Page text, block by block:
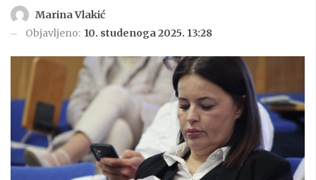
Marina Vlakić
Objavljeno: 10. studenoga 2025. 13:28